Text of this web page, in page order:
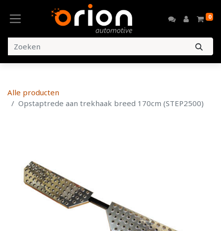
0
Alle producten
Opstaptrede aan trekhaak breed 170cm (STEP2500)